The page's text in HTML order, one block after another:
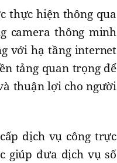
thực hiện thông qua
camera thông minh
với hạ tầng internet
tảng quan trọng để
thuận lợi cho người
dịch vụ công trực
giúp đưa dịch vụ số